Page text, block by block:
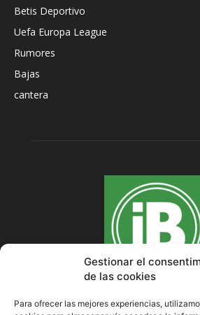
Gestionar el
de las cookies
Para ofrecer las mejores experiencias,
Betis Deportivo
Uefa Europa League
Rumores
Bajas
cantera